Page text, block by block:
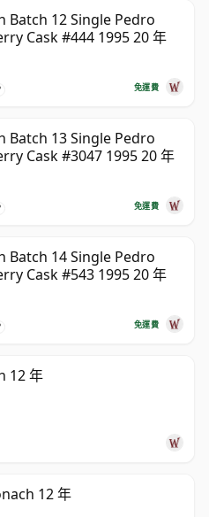
Batch 12 Single Pedro
Cask #444 1995 20 年
免運費
Batch 13 Single Pedro
Cask #3047 1995 20 年
免運費
Batch 14 Single Pedro
Cask #543 1995 20 年
免運費
12 年
12 年